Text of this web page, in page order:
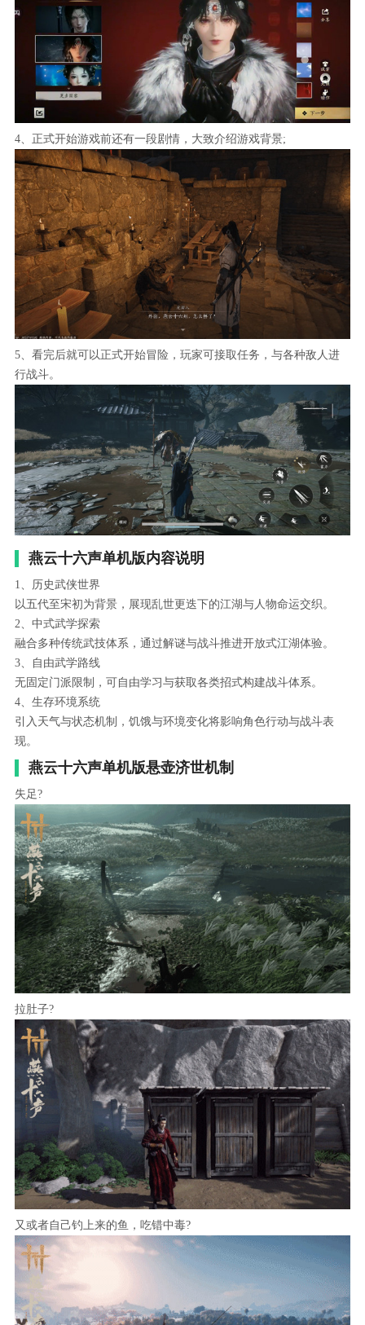
4、正式开始游戏前还有一段剧情，大致介绍游戏背景;
5、看完后就可以正式开始冒险，玩家可接取任务，与各种敌人进
行战斗。
燕云十六声单机版内容说明
1、历史武侠世界
以五代至宋初为背景，展现乱世更迭下的江湖与人物命运交织。
2、中式武学探索
融合多种传统武技体系，通过解谜与战斗推进开放式江湖体验。
3、自由武学路线
无固定门派限制，可自由学习与获取各类招式构建战斗体系。
4、生存环境系统
引入天气与状态机制，饥饿与环境变化将影响角色行动与战斗表
现。
燕云十六声单机版悬壶济世机制
失足?
拉肚子?
又或者自己钓上来的鱼，吃错中毒?